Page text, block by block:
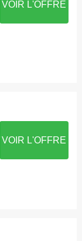
VOIR L'OFFRE
VOIR L'OFFRE